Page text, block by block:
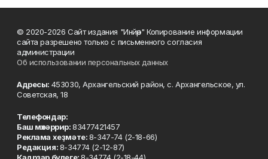
© 2020-2026 Сайт издания "Инйәр" Копирование информации
сайта разрешено только с письменного согласия
администрации
Об использовании персональных данных
Адресы: 453030, Архангельский район, с. Архангельское, ул.
Советская, 18
Телефондар:
Баш мөхәррир:83477421457
Реклама хеҙмәте:8-347-74 (2-18-66)
Редакция:8-34774 (2-12-87)